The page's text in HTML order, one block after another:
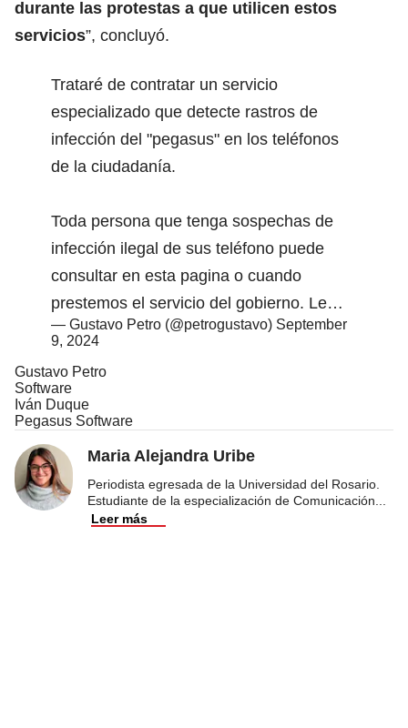
durante las protestas a que utilicen estos
servicios”, concluyó.
Trataré de contratar un servicio
especializado que detecte rastros de
infección del "pegasus" en los teléfonos
de la ciudadanía.
Toda persona que tenga sospechas de
infección ilegal de sus teléfono puede
consultar en esta pagina o cuando
prestemos el servicio del gobierno. Le…
— Gustavo Petro (@petrogustavo) September
9, 2024
Gustavo Petro
Software
Iván Duque
Pegasus Software
Maria Alejandra Uribe
Periodista egresada de la Universidad del Rosario.
Estudiante de la especialización de Comunicación
Leer más